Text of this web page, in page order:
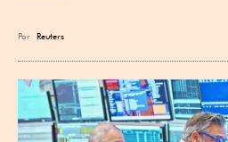
Por Reuters